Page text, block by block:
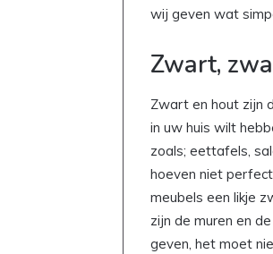
wij geven wat
Zwart,
Zwart en hout zijn
in uw huis wilt
zoals; eettafels,
hoeven niet
meubels een likje
zijn de muren en
geven, het moet